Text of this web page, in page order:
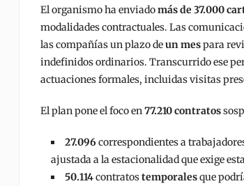
El organismo ha enviadomás de 37.000
modalidades contractuales. Las
las compañías un plazo deun mespara
indefinidos ordinarios. Transcurrido ese
actuaciones formales, incluidas visitas
El plan pone el foco en77.210 contratos
27.096 correspondientes a
ajustada a la estacionalidad que exige
50.114contratostemporalesque